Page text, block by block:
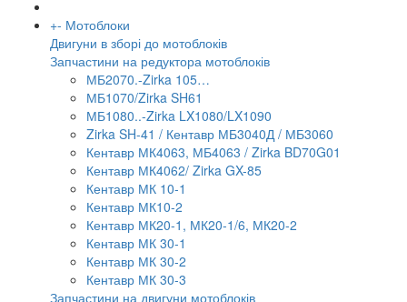
+- Мотоблоки
Двигуни в зборі до мотоблоків
Запчастини на редуктора мотоблоків
МБ2070.-Zirka 105…
МБ1070/Zirka SH61
МБ1080..-Zirka LX1080/LX1090
Zirka SH-41 / Кентавр МБ3040Д / МБ3060
Кентавр МК4063, МБ4063 / Zirka BD70G01
Кентавр МК4062/ Zirka GX-85
Кентавр МК 10-1
Кентавр МК10-2
Кентавр МК20-1, МК20-1/6, МК20-2
Кентавр МК 30-1
Кентавр МК 30-2
Кентавр МК 30-3
Запчастини на двигуни мотоблоків